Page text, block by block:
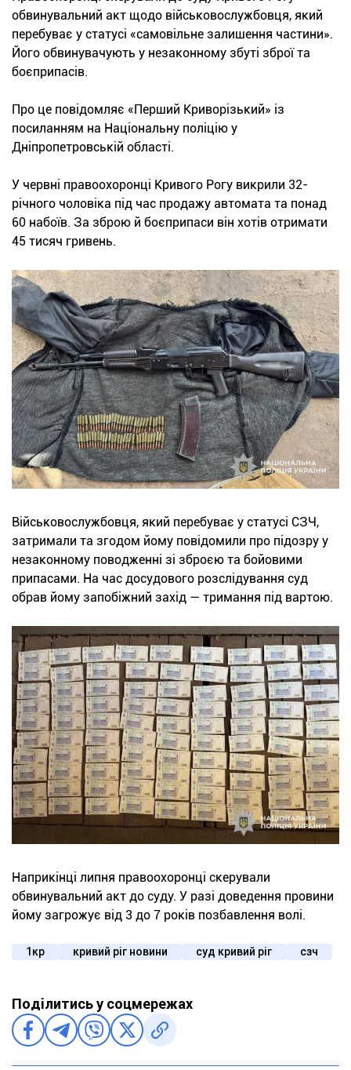
обвинувальний акт щодо військовослужбовця, який
перебуває у статусі «самовільне залишення частини».
Його обвинувачують у незаконному збуті зброї та
боєприпасів.
Про це повідомляє «Перший Криворізький» із
посиланням на Національну поліцію у
Дніпропетровській області.
У червні правоохоронці Кривого Рогу викрили 32-
річного чоловіка під час продажу автомата та понад
60 набоїв. За зброю й боєприпаси він хотів отримати
45 тисяч гривень.
Військовослужбовця, який перебуває у статусі СЗЧ,
затримали та згодом йому повідомили про підозру у
незаконному поводженні зі зброєю та бойовими
припасами. На час досудового розслідування суд
обрав йому запобіжний захід — тримання під вартою.
Наприкінці липня правоохоронці скерували
обвинувальний акт до суду. У разі доведення провини
йому загрожує від 3 до 7 років позбавлення волі.
1кр кривий ріг новини суд кривий ріг сзч
Поділитись у соцмережах